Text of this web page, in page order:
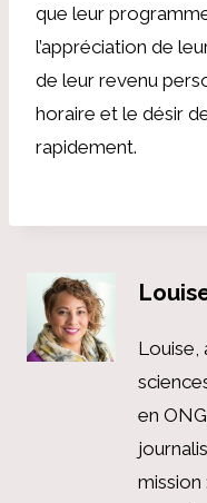
que leur
l’appréciation de
de leur revenu
horaire et le désir
rapidement.
Louise,
en